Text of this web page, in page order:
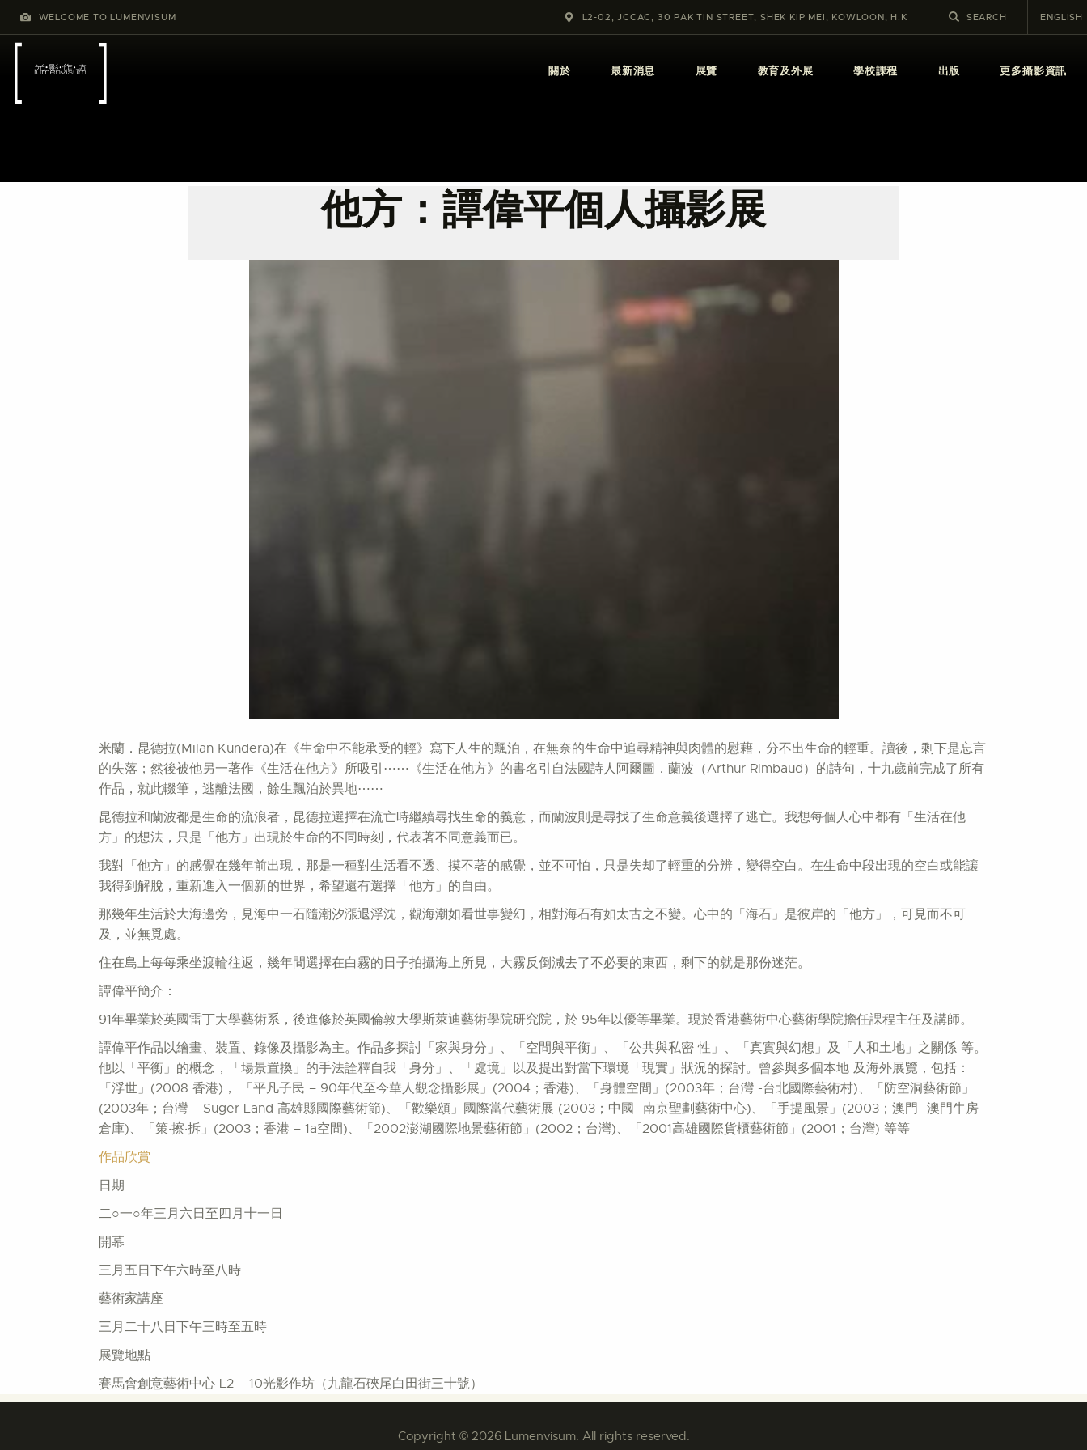
WELCOME TO LUMENVISUM L2-02, JCCAC, 30 PAK TIN STREET, SHEK KIP MEI, KOWLOON, H.K ENGLISH
關於 最新消息 展覽 教育及外展 學校課程 出版 更多攝影資訊
他方：譚偉平個人攝影展
展覽
學校課程
出版
米蘭．昆德拉(Milan Kundera)在《生命中不能承受的輕》寫下人生的飄泊，在無奈的生命中追尋精神與肉體的慰藉，分不出生命的輕重。讀後，剩下是忘言
的失落；然後被他另一著作《生活在他方》所吸引⋯⋯《生活在他方》的書名引自法國詩人阿爾圖．蘭波（Arthur Rimbaud）的詩句，十九歲前完成了所有
作品，就此輟筆，逃離法國，餘生飄泊於異地⋯⋯
昆德拉和蘭波都是生命的流浪者，昆德拉選擇在流亡時繼續尋找生命的義意，而蘭波則是尋找了生命意義後選擇了逃亡。我想每個人心中都有「生活在他
方」的想法，只是「他方」出現於生命的不同時刻，代表著不同意義而已。
我對「他方」的感覺在幾年前出現，那是一種對生活看不透、摸不著的感覺，並不可怕，只是失却了輕重的分辨，變得空白。在生命中段出現的空白或能讓
我得到解脫，重新進入一個新的世界，希望還有選擇「他方」的自由。
那幾年生活於大海邊旁，見海中一石隨潮汐漲退浮沈，觀海潮如看世事變幻，相對海石有如太古之不變。心中的「海石」是彼岸的「他方」，可見而不可
及，並無覓處。
住在島上每每乘坐渡輪往返，幾年間選擇在白霧的日子拍攝海上所見，大霧反倒減去了不必要的東西，剩下的就是那份迷茫。
譚偉平簡介：
91年畢業於英國雷丁大學藝術系，後進修於英國倫敦大學斯萊迪藝術學院研究院，於 95年以優等畢業。現於香港藝術中心藝術學院擔任課程主任及講師。
譚偉平作品以繪畫、裝置、錄像及攝影為主。作品多探討「家與身分」、「空間與平衡」、「公共與私密 性」、「真實與幻想」及「人和土地」之關係 等。
他以「平衡」的概念，「場景置換」的手法詮釋自我「身分」、「處境」以及提出對當下環境「現實」狀況的探討。曾參與多個本地 及海外展覽，包括：
「浮世」(2008 香港)， 「平凡子民 – 90年代至今華人觀念攝影展」(2004；香港)、「身體空間」(2003年；台灣 -台北國際藝術村)、「防空洞藝術節」
(2003年；台灣 – Suger Land 高雄縣國際藝術節)、「歡樂頌」國際當代藝術展 (2003；中國 -南京聖劃藝術中心)、「手提風景」(2003；澳門 -澳門牛房
倉庫)、「策‧擦‧拆」(2003；香港 – 1a空間)、「2002澎湖國際地景藝術節」(2002；台灣)、「2001高雄國際貨櫃藝術節」(2001；台灣) 等等
作品欣賞
日期
二○一○年三月六日至四月十一日
開幕
三月五日下午六時至八時
藝術家講座
三月二十八日下午三時至五時
展覽地點
賽馬會創意藝術中心 L2 – 10光影作坊（九龍石硤尾白田街三十號）
Copyright © 2026 Lumenvisum. All rights reserved.